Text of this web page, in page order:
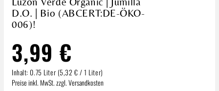
D.O. | Bio (ABCERT:DE-ÖKO-
006)!
3,99 €
Inhalt: 0.75 Liter (5,32 € / 1 Liter)
Preise inkl. MwSt. zzgl. Versandkosten